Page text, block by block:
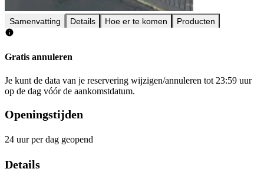
Samenvatting Details Hoe er te komen Producten
Gratis annuleren
Je kunt de data van je reservering wijzigen/annuleren tot 23:59 uur
op de dag vóór de aankomstdatum.
Openingstijden
24 uur per dag geopend
Details